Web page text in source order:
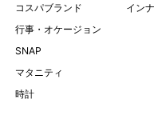
コスパブランド
行事・オケージョン
SNAP
マタニティ
時計
イン